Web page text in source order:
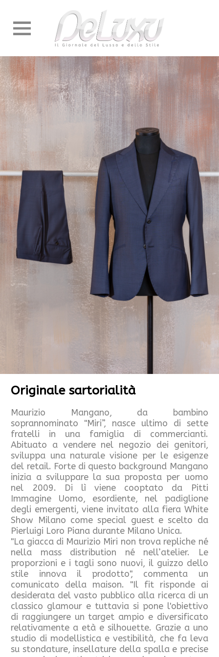
Originale sartorialità
Maurizio Mangano, da bambino
soprannominato "Miri”, nasce ultimo di sette
fratelli in una famiglia di commercianti.
Abituato a vendere nel negozio dei genitori,
sviluppa una naturale visione per le esigenze
del retail. Forte di questo background Mangano
inizia a sviluppare la sua proposta per uomo
nel 2009. Di lì viene cooptato da Pitti
Immagine Uomo, esordiente, nel padiglione
degli emergenti, viene invitato alla fiera White
Show Milano come special guest e scelto da
Pierluigi Loro Piana durante Milano Unica.
"La giacca di Maurizio Miri non trova repliche né
nella mass distribution né nell’atelier. Le
proporzioni e i tagli sono nuovi, il guizzo dello
stile innova il prodotto", commenta un
comunicato della maison. "Il fit risponde ai
desiderata del vasto pubblico alla ricerca di un
classico glamour e tuttavia si pone l'obiettivo
di raggiungere un target ampio e diversificato
relativamente a età e silhouette. Grazie a uno
studio di modellistica e vestibilità, che fa leva
su stondature, insellature della spalla e precise